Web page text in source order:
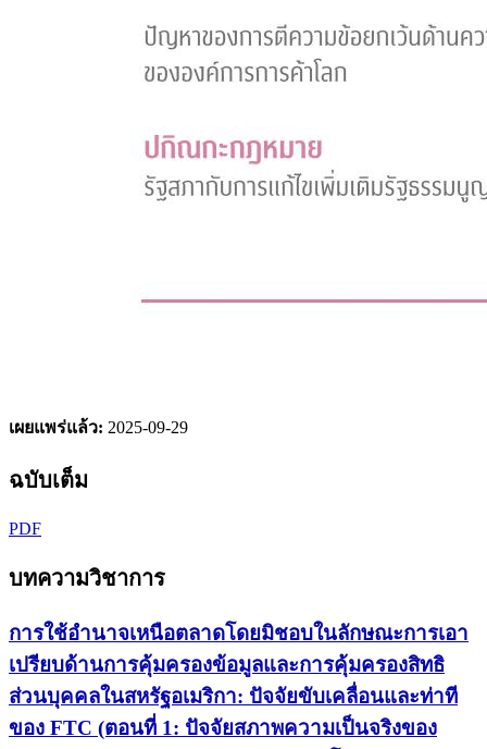
เผยแพร่แล้ว: 2025-09-29
ฉบับเต็ม
PDF
บทความวิชาการ
การใช้อำนาจเหนือตลาดโดยมิชอบในลักษณะการเอา
เปรียบด้านการคุ้มครองข้อมูลและการคุ้มครองสิทธิ
ส่วนบุคคลในสหรัฐอเมริกา: ปัจจัยขับเคลื่อนและท่าที
ของ FTC (ตอนที่ 1: ปัจจัยสภาพความเป็นจริงของ